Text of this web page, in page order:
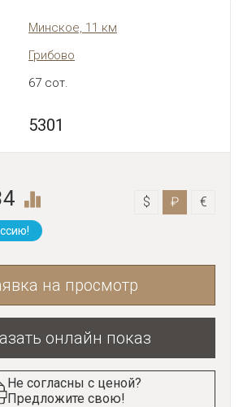
Минское, 11 км
Грибово
67 сот.
5301
$ ₽ €
на просмотр
онлайн показ
Не согласны с ценой?
Предложите свою!